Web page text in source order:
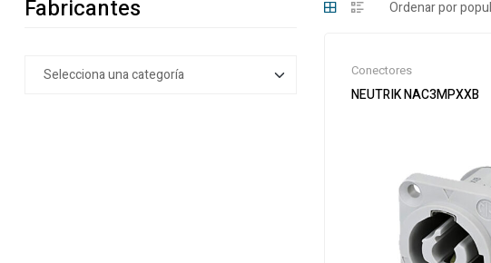
Conectores
NEUTRIK NAC3MPXXB
Fabricantes